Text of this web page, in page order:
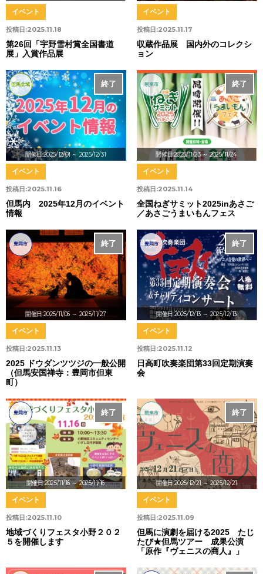
投稿日:2025.11.18
イベント
第26回「宇野雪村賞全国書道
展」入賞作品展
投稿日:2025.11.17
イベント
収蔵作品展 国内外のコレクシ
ョン
開催日:2025/12/01 ～ 2025/12/31
終了
但馬全域
投稿日:2025.11.16
イベント
但馬内 2025年12月のイベント
情報
開催日:2025/11/23～ 2025/11/24
終了
朝来市
投稿日:2025.11.14
イベント
全国ねぎサミット2025inあさご
／あさごうまいもんフェス
開催日:2025/11/06 ～ 2025/11/27
終了
豊岡市
投稿日:2025.11.13
イベント
2025 ドウダンツツジの一般公開
（但馬安国禅寺：豊岡市但東
町）
開催日:2025/12/13 ～ 2025/12/13
終了
豊岡市
投稿日:2025.11.12
イベント
日高町吹奏楽団第33回定期演奏
会
開催日:2025/11/16 ～ 2025/11/16
終了
豊岡市
投稿日:2025.11.10
イベント
地域づくりフェスタ小野２０２
５を開催します
開催日:2025/12/21 ～ 2025/12/21
終了
朝来市
投稿日:2025.11.09
イベント
但馬に演劇を届ける2025 たじ
たび★但馬ツアー 成果公演
「原作『ヴェニスの商人』」